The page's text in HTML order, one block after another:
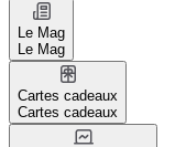
Le Mag
Le Mag
Cartes cadeaux
Cartes cadeaux